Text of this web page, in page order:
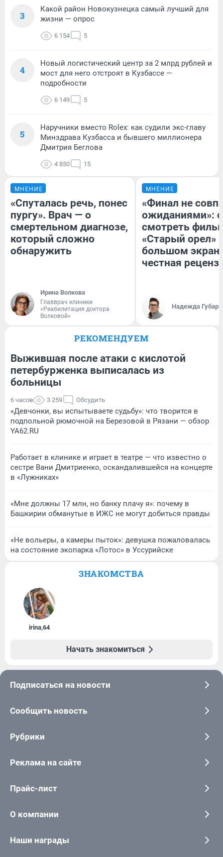
3
Какой район Новокузнецка самый лучший для
жизни — опрос
6 154 5
4
Новый логистический центр за 2 млрд рублей и
мост для него отстроят в Кузбассе —
подробности
6 149 5
5
Наручники вместо Rolex: как судили экс-главу
Минздрава Кузбасса и бывшего миллионера
Дмитрия Беглова
4 850 15
МНЕНИЕ
«Спуталась речь, понес
пургу». Врач — о
смертельном диагнозе,
который сложно
обнаружить
Ирина Волкова
Главврач клиники
«Реабилитация доктора
Волковой»
МНЕНИЕ
«Финал не
ожиданиями»:
смотреть
«Старый орел»
большом
честная
Надежда Губарь
РЕКОМЕНДУЕМ
Выжившая после атаки с кислотой
петербурженка выписалась из
больницы
6 часов 3 259 Обсудить
«Девчонки, вы испытываете судьбу»: что творится в
подпольной рюмочной на Березовой в Рязани — обзор
YA62.RU
Работает в клинике и играет в театре — что известно о
сестре Вани Дмитриенко, оскандалившейся на концерте
в «Лужниках»
«Мне должны 17 млн, но банку плачу я»: почему в
Башкирии обманутые в ИЖС не могут добиться правды
«Не вольеры, а камеры пыток»: девушка пожаловалась
на состояние экопарка «Лотос» в Уссурийске
ЗНАКОМСТВА
irina,64
Начать знакомиться
Подписаться на новости
Сообщить новость
Рубрики
Реклама на сайте
Прайс-лист
О компании
Наши награды